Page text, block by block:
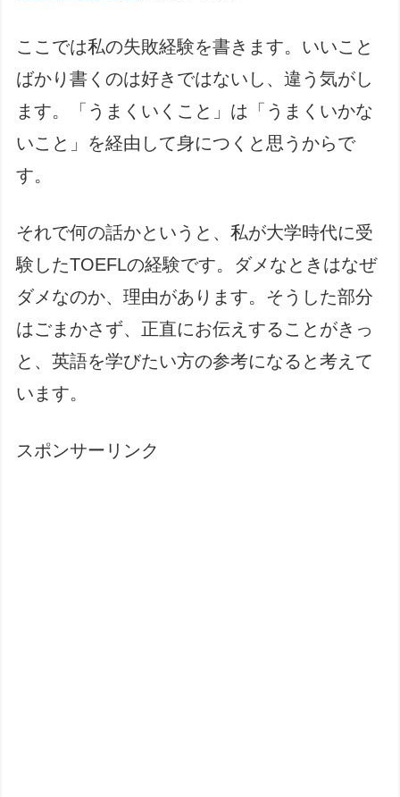
ここでは私の失敗経験を書きます。いいこと
ばかり書くのは好きではないし、違う気がし
ます。「うまくいくこと」は「うまくいかな
いこと」を経由して身につくと思うからで
す。
それで何の話かというと、私が大学時代に受
験したTOEFLの経験です。ダメなときはなぜ
ダメなのか、理由があります。そうした部分
はごまかさず、正直にお伝えすることがきっ
と、英語を学びたい方の参考になると考えて
います。
スポンサーリンク